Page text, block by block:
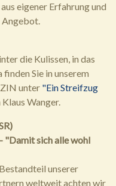
eigener Erfahrung und
Angebot.
die Kulissen, in das
Sie in unserem
unter "Ein Streifzug
Klaus Wanger.
"Damit sich alle wohl
unserer
weltweit achten wir